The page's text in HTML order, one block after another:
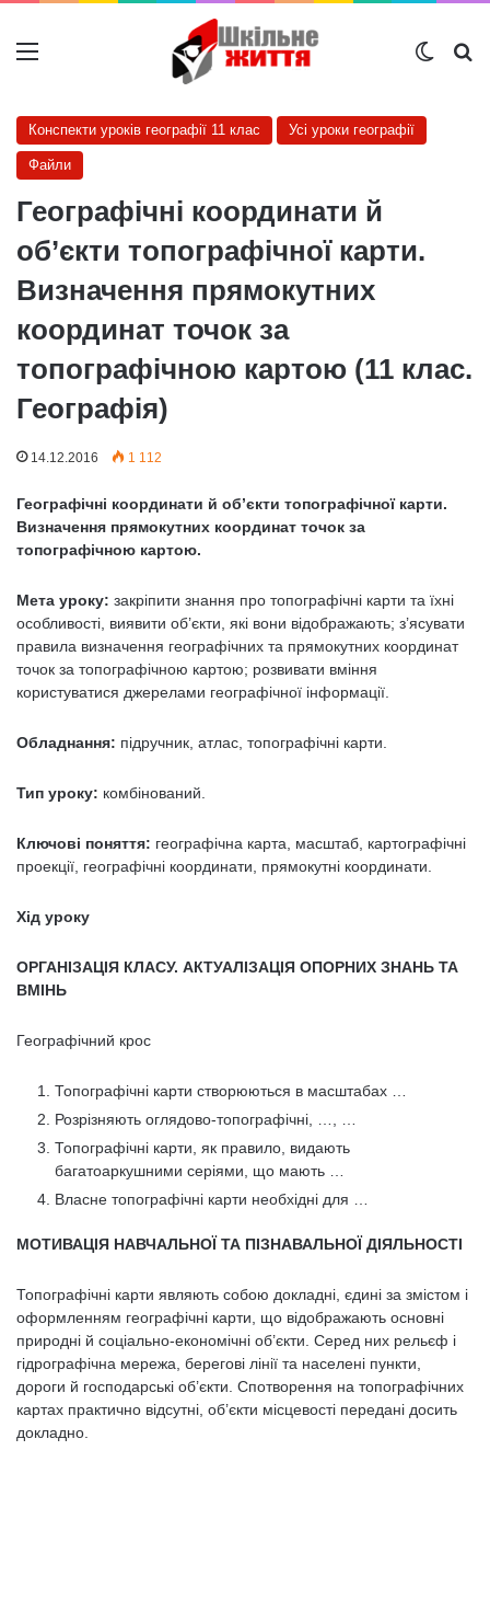
Меню
Конспекти уроків географії 11 клас Усі уроки географії
Файли
Географічні координати й
об’єкти топографічної карти.
Визначення прямокутних
координат точок за
топографічною картою (11 клас.
Географія)
14.12.2016 1 112
Географічні координати й об’єкти топографічної карти.
Визначення прямокутних координат точок за
топографічною картою.
Мета уроку: закріпити знання про топографічні карти та їхні
особливості, виявити об’єкти, які вони відображають; з’ясувати
правила визначення географічних та прямокутних координат
точок за топографічною картою; розвивати вміння
користуватися джерелами географічної інформації.
Обладнання: підручник, атлас, топографічні карти.
Тип уроку: комбінований.
Ключові поняття: географічна карта, масштаб, картографічні
проекції, географічні координати, прямокутні координати.
Хід уроку
ОРГАНІЗАЦІЯ КЛАСУ. АКТУАЛІЗАЦІЯ ОПОРНИХ ЗНАНЬ ТА
ВМІНЬ
Географічний крос
Топографічні карти створюються в масштабах …
Розрізняють оглядово-топографічні, …, …
Топографічні карти, як правило, видають
багатоаркушними серіями, що мають …
Власне топографічні карти необхідні для …
МОТИВАЦІЯ НАВЧАЛЬНОЇ ТА ПІЗНАВАЛЬНОЇ ДІЯЛЬНОСТІ
Топографічні карти являють собою докладні, єдині за змістом і
оформленням географічні карти, що відображають основні
природні й соціально-економічні об’єкти. Серед них рельєф і
гідрографічна мережа, берегові лінії та населені пункти,
дороги й господарські об’єкти. Спотворення на топографічних
картах практично відсутні, об’єкти місцевості передані досить
докладно.